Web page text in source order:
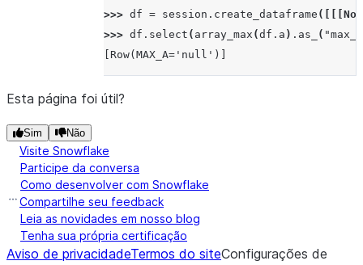
>>> df = session . create_dataframe ([[[
>>> df . select ( array_max (df . a ) . as_ (
[Row(MAX_A='null')]
Esta página foi útil?
Sim Não
Visite Snowflake
Participe da conversa
Como desenvolver com Snowflake
Compartilhe seu feedback
Leia as novidades em nosso blog
Tenha sua própria certificação
Aviso de privacidadeTermos do siteConfigurações de